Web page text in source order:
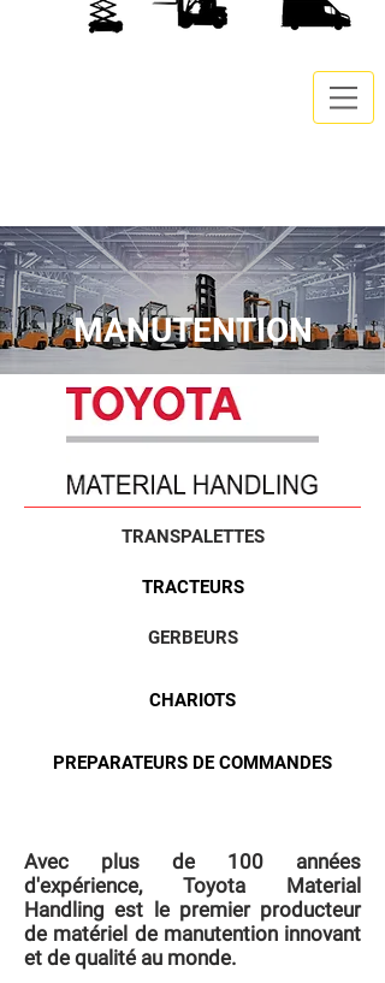
MANUTENTION
TRANSPALETTES
TRACTEURS
GERBEURS
CHARIOTS
PREPARATEURS DE COMMANDES
Avec plus de 100 années
d'expérience, Toyota Material
Handling est le premier producteur
de matériel de manutention innovant
et de qualité au monde.